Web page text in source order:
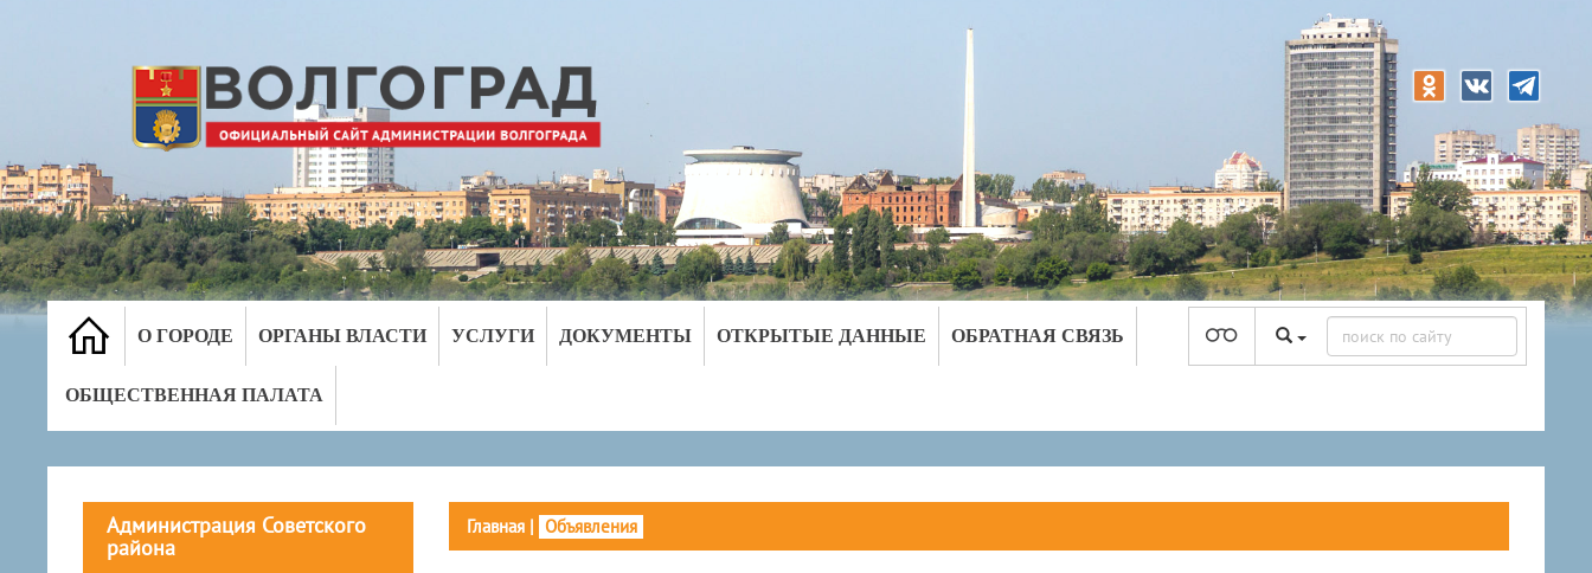
О ГОРОДЕ ОРГАНЫ ВЛАСТИ УСЛУГИ ДОКУМЕНТЫ ОТКРЫТЫЕ ДАННЫЕ ОБРАТНАЯ СВЯЗЬ
ОБЩЕСТВЕННАЯ ПАЛАТА
Администрация Советского
района
Главная| Объявления